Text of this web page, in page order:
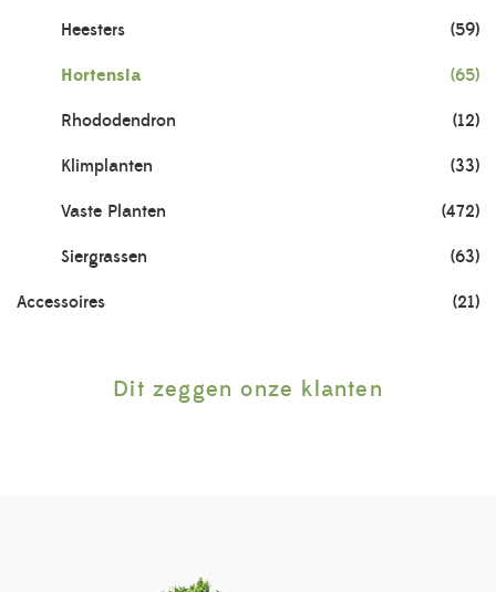
Heesters (59)
Hortensia (65)
Rhododendron (12)
Klimplanten (33)
Vaste Planten (472)
Siergrassen (63)
Accessoires (21)
Dit zeggen onze klanten